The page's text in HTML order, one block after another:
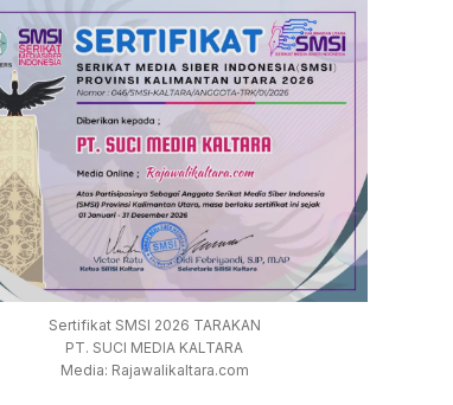
Sertifikat SMSI 2026 TARAKAN
PT. SUCI MEDIA KALTARA
Media: Rajawalikaltara.com